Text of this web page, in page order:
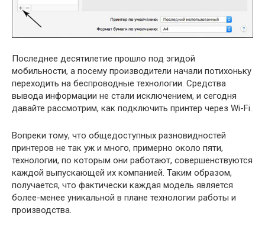
Последнее десятилетие прошло под эгидой
мобильности, а посему производители начали потихоньку
переходить на беспроводные технологии. Средства
вывода информации не стали исключением, и сегодня
давайте рассмотрим, как подключить принтер через Wi-Fi.
Вопреки тому, что общедоступных разновидностей
принтеров не так уж и много, примерно около пяти,
технологии, по которым они работают, совершенствуются
каждой выпускающей их компанией. Таким образом,
получается, что фактически каждая модель является
более-менее уникальной в плане технологии работы и
производства.